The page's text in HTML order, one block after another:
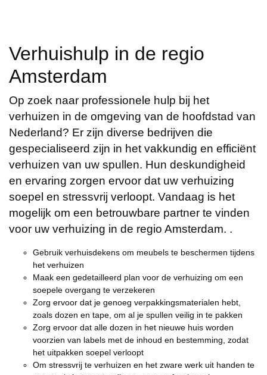
Verhuishulp in de regio
Amsterdam
Op zoek naar professionele hulp bij het
verhuizen in de omgeving van de hoofdstad van
Nederland? Er zijn diverse bedrijven die
gespecialiseerd zijn in het vakkundig en efficiënt
verhuizen van uw spullen. Hun deskundigheid
en ervaring zorgen ervoor dat uw verhuizing
soepel en stressvrij verloopt. Vandaag is het
mogelijk om een betrouwbare partner te vinden
voor uw verhuizing in de regio Amsterdam. .
Gebruik verhuisdekens om meubels te beschermen tijdens
het verhuizen
Maak een gedetailleerd plan voor de verhuizing om een
soepele overgang te verzekeren
Zorg ervoor dat je genoeg verpakkingsmaterialen hebt,
zoals dozen en tape, om al je spullen veilig in te pakken
Zorg ervoor dat alle dozen in het nieuwe huis worden
voorzien van labels met de inhoud en bestemming, zodat
het uitpakken soepel verloopt
Om stressvrij te verhuizen en het zware werk uit handen te